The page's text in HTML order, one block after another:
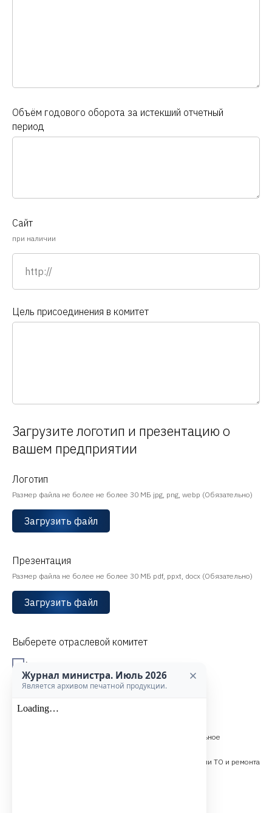
Объём годового оборота за истекший отчетный
период
Сайт
при наличии
Цель присоединения в комитет
Загрузите логотип и презентацию о
вашем предприятии
Логотип
Размер файла не более не более 30 МБ jpg, png, webp (Обязательно)
Загрузить файл
Презентация
Размер файла не более не более 30 МБ pdf, ppxt, docx (Обязательно)
Загрузить файл
Выберете отраслевой комитет
Авиастроение
Автомобилестроение
Внешнеэкономическая деятельность, межрегиональное
Евразийская технологическая платформа. Технологии ТО и ремонта
Журнал министра. Июль 2026
Является архивом печатной продукции.